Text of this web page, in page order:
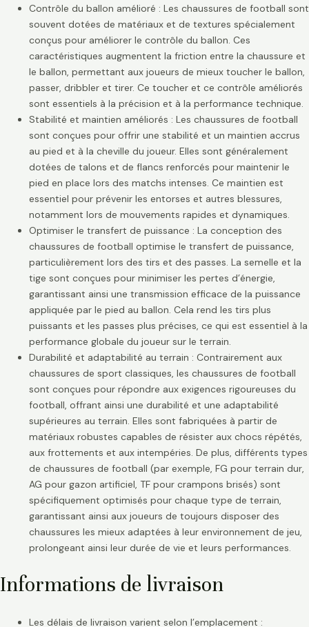
Contrôle du ballon amélioré : Les chaussures de football sont
souvent dotées de matériaux et de textures spécialement
conçus pour améliorer le contrôle du ballon. Ces
caractéristiques augmentent la friction entre la chaussure et
le ballon, permettant aux joueurs de mieux toucher le ballon,
passer, dribbler et tirer. Ce toucher et ce contrôle améliorés
sont essentiels à la précision et à la performance technique.
Stabilité et maintien améliorés : Les chaussures de football
sont conçues pour offrir une stabilité et un maintien accrus
au pied et à la cheville du joueur. Elles sont généralement
dotées de talons et de flancs renforcés pour maintenir le
pied en place lors des matchs intenses. Ce maintien est
essentiel pour prévenir les entorses et autres blessures,
notamment lors de mouvements rapides et dynamiques.
Optimiser le transfert de puissance : La conception des
chaussures de football optimise le transfert de puissance,
particulièrement lors des tirs et des passes. La semelle et la
tige sont conçues pour minimiser les pertes d’énergie,
garantissant ainsi une transmission efficace de la puissance
appliquée par le pied au ballon. Cela rend les tirs plus
puissants et les passes plus précises, ce qui est essentiel à la
performance globale du joueur sur le terrain.
Durabilité et adaptabilité au terrain : Contrairement aux
chaussures de sport classiques, les chaussures de football
sont conçues pour répondre aux exigences rigoureuses du
football, offrant ainsi une durabilité et une adaptabilité
supérieures au terrain. Elles sont fabriquées à partir de
matériaux robustes capables de résister aux chocs répétés,
aux frottements et aux intempéries. De plus, différents types
de chaussures de football (par exemple, FG pour terrain dur,
AG pour gazon artificiel, TF pour crampons brisés) sont
spécifiquement optimisés pour chaque type de terrain,
garantissant ainsi aux joueurs de toujours disposer des
chaussures les mieux adaptées à leur environnement de jeu,
prolongeant ainsi leur durée de vie et leurs performances.
Informations de livraison
Les délais de livraison varient selon l’emplacement :